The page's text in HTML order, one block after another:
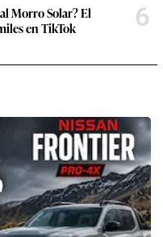
Morro Solar? El
en TikTok
6